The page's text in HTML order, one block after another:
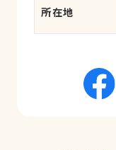
所在地